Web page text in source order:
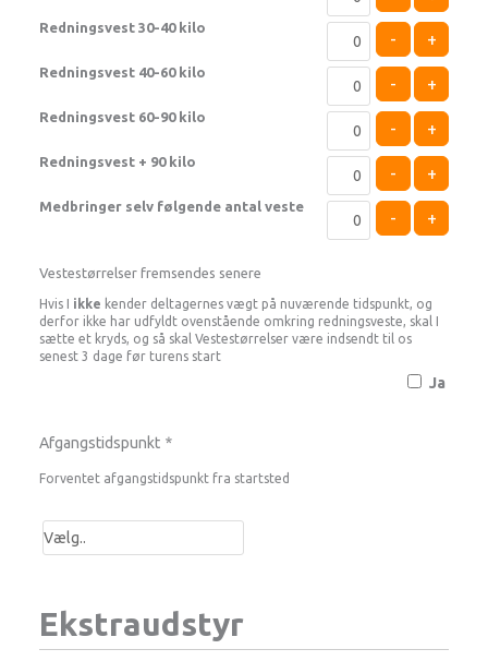
Redningsvest 30-40 kilo
- +
Redningsvest 40-60 kilo
- +
Redningsvest 60-90 kilo
- +
Redningsvest + 90 kilo
- +
Medbringer selv følgende antal veste
- +
Vestestørrelser fremsendes senere
Hvis I ikke kender deltagernes vægt på nuværende tidspunkt, og
derfor ikke har udfyldt ovenstående omkring redningsveste, skal I
sætte et kryds, og så skal Vestestørrelser være indsendt til os
senest 3 dage før turens start
Ja
Afgangstidspunkt *
Forventet afgangstidspunkt fra startsted
Ekstraudstyr